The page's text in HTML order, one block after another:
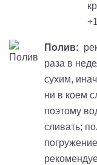
Полив:
раза в
сухим,
ни в коем
поэтому
сливать;